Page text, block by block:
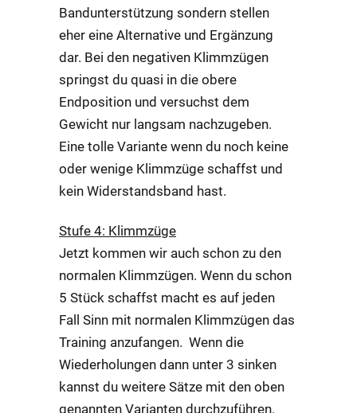
Bandunterstützung sondern stellen
eher eine Alternative und Ergänzung
dar. Bei den negativen Klimmzügen
springst du quasi in die obere
Endposition und versuchst dem
Gewicht nur langsam nachzugeben.
Eine tolle Variante wenn du noch keine
oder wenige Klimmzüge schaffst und
kein Widerstandsband hast.
Stufe 4: Klimmzüge
Jetzt kommen wir auch schon zu den
normalen Klimmzügen. Wenn du schon
5 Stück schaffst macht es auf jeden
Fall Sinn mit normalen Klimmzügen das
Training anzufangen. Wenn die
Wiederholungen dann unter 3 sinken
kannst du weitere Sätze mit den oben
genannten Varianten durchzuführen.